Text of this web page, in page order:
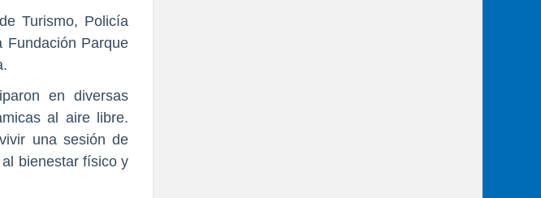
Turismo, Policía
Fundación Parque
en diversas
al aire libre.
una sesión de
bienestar físico y